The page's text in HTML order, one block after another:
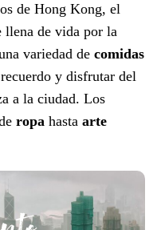
de Hong Kong, el
llena de vida por la
variedad de comidas
y disfrutar del
a la ciudad. Los
ropa hasta arte